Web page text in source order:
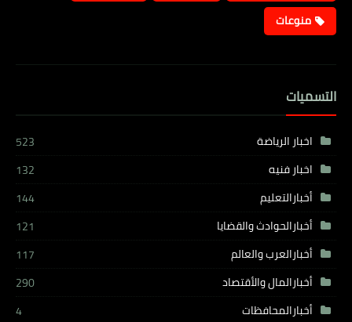
منوعات
التسميات
اخبار الرياضة
523
اخبار فنيه
132
أخبارالتعليم
144
أخبارالحوادث والقضايا
121
أخبارالعرب والعالم
117
أخبارالمال والأقتصاد
290
أخبارالمحافظات
4